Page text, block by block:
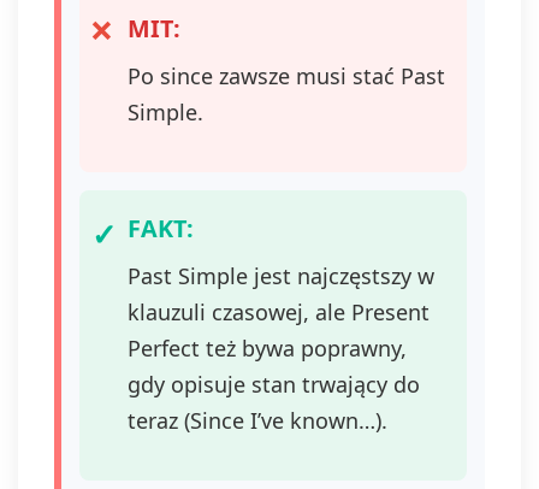
MIT:
Po since zawsze musi stać Past
Simple.
FAKT:
Past Simple jest najczęstszy w
klauzuli czasowej, ale Present
Perfect też bywa poprawny,
gdy opisuje stan trwający do
teraz (Since I’ve known…).